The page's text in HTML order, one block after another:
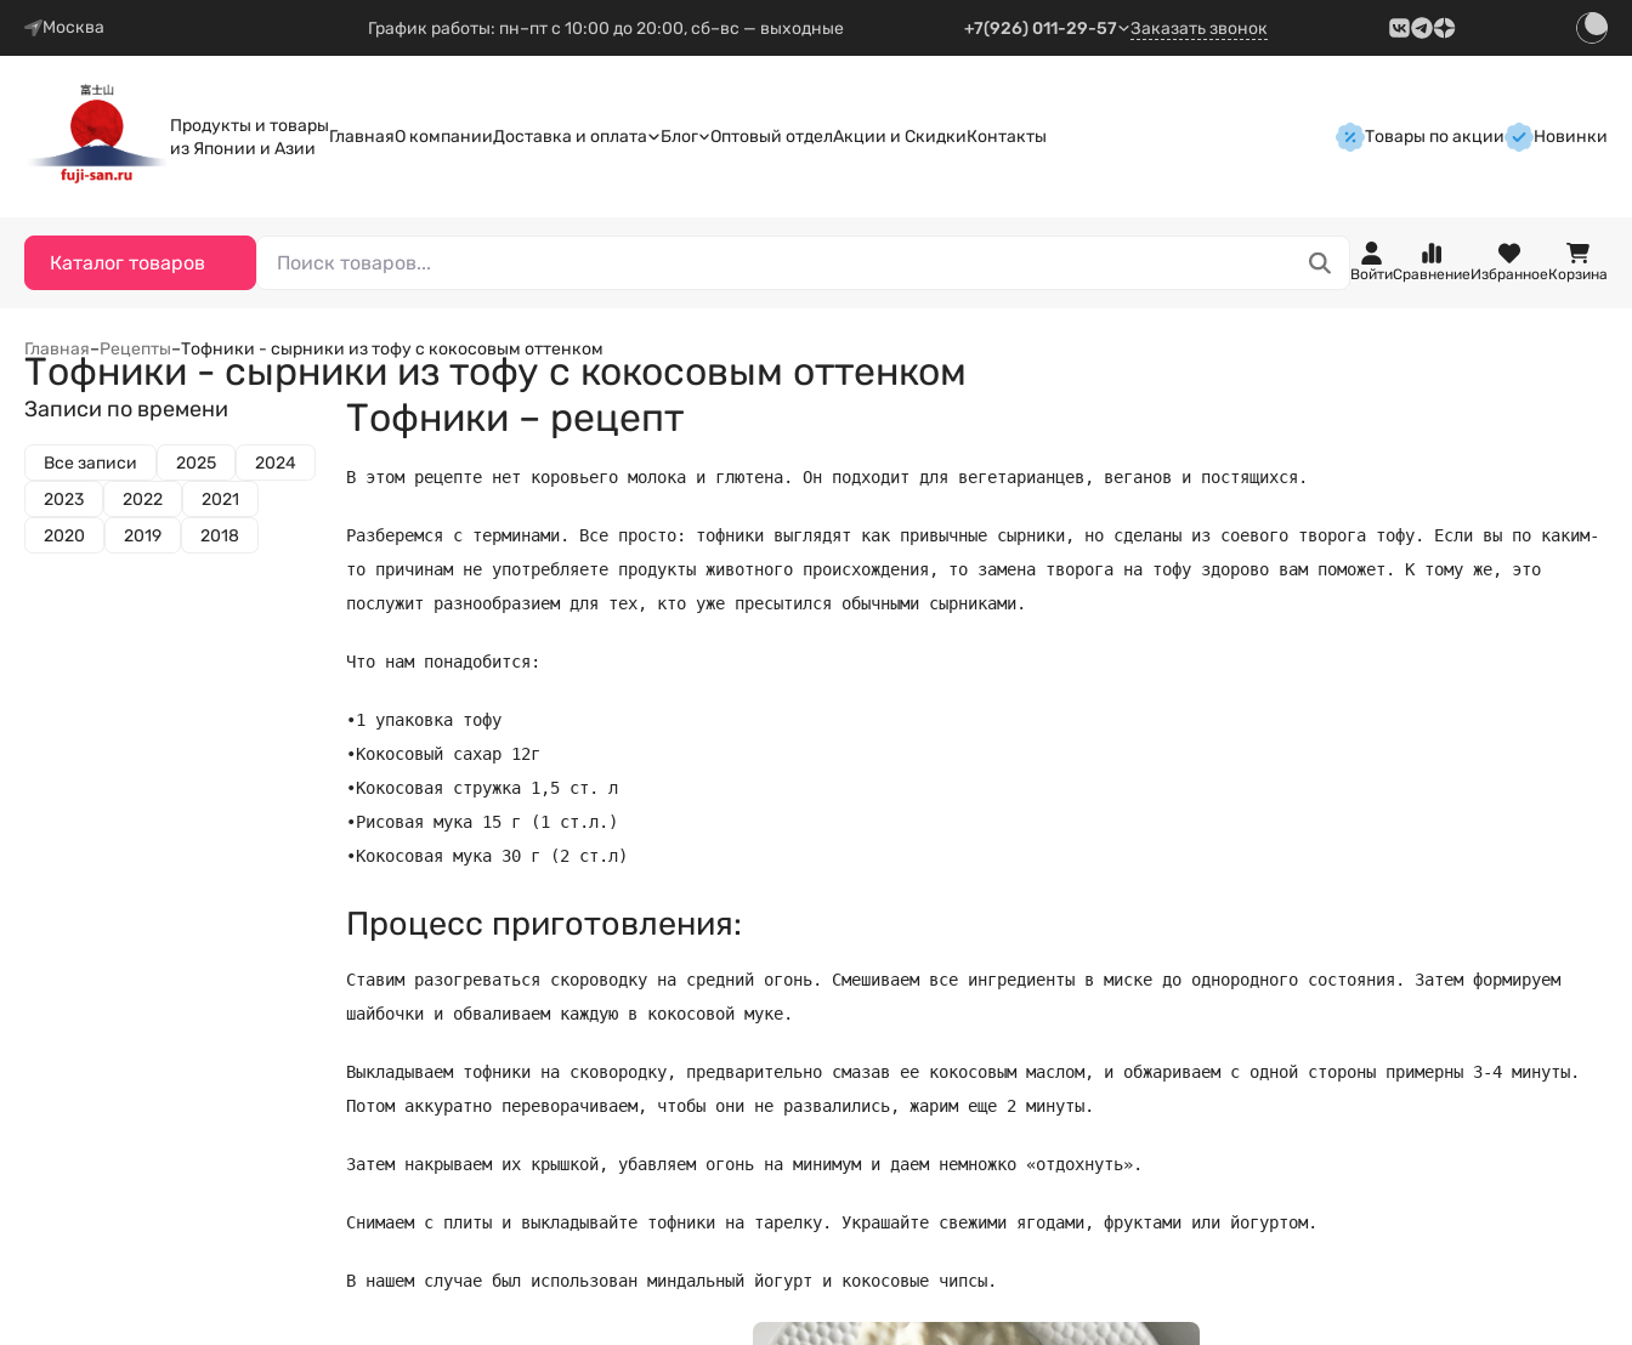
Москва График работы: пн–пт с 10:00 до 20:00, сб–вс — выходные +7(926) 011-29-57 Заказать звонок
Продукты и товары
из Японии и Азии
ГлавнаяО компанииДоставка и оплата Блог Оптовый отделАкции и СкидкиКонтакты Товары по акции Новинки
Каталог товаров
ВойтиСравнениеИзбранноеКорзина
Главная–Рецепты–Тофники - сырники из тофу с кокосовым оттенком
Тофники - сырники из тофу с кокосовым оттенком
Тофники – рецепт
В этом рецепте нет коровьего молока и глютена. Он подходит для вегетарианцев, веганов и постящихся.
Разберемся с терминами. Все просто: тофники выглядят как привычные сырники, но сделаны из соевого творога тофу. Если вы по каким-
то причинам не употребляете продукты животного происхождения, то замена творога на тофу здорово вам поможет. К тому же, это
послужит разнообразием для тех, кто уже пресытился обычными сырниками.
Что нам понадобится:
•1 упаковка тофу
•Кокосовый сахар 12г
•Кокосовая стружка 1,5 ст. л
•Рисовая мука 15 г (1 ст.л.)
•Кокосовая мука 30 г (2 ст.л)
Процесс приготовления:
Ставим разогреваться скороводку на средний огонь. Смешиваем все ингредиенты в миске до однородного состояния. Затем формируем
шайбочки и обваливаем каждую в кокосовой муке.
Выкладываем тофники на сковородку, предварительно смазав ее кокосовым маслом, и обжариваем с одной стороны примерны 3-4 минуты.
Потом аккуратно переворачиваем, чтобы они не развалились, жарим еще 2 минуты.
Затем накрываем их крышкой, убавляем огонь на минимум и даем немножко «отдохнуть».
Снимаем с плиты и выкладывайте тофники на тарелку. Украшайте свежими ягодами, фруктами или йогуртом.
В нашем случае был использован миндальный йогурт и кокосовые чипсы.
Записи по времени
Все записи 2025
2024
2023
2022
2021
2020
2019 2018